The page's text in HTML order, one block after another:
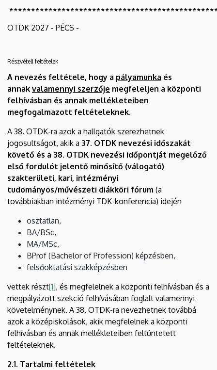
OTDK 2027 - PÉCS -
Részvételi feltételek
A nevezés feltétele, hogy a pályamunka és
annak valamennyi szerzője megfeleljen a központi
felhívásban és annak mellékleteiben
megfogalmazott feltételeknek.
A 38. OTDK-ra azok a hallgatók szerezhetnek
jogosultságot, akik a 37. OTDK nevezési időszakát
követő és a 38. OTDK nevezési időpontját megelőző
első fordulót jelentő minősítő (válogató)
szakterületi, kari, intézményi
tudományos/művészeti diákköri fórum (a
továbbiakban intézményi TDK-konferencia) idején
osztatlan,
BA/BSc,
MA/MSc,
BProf (Bachelor of Profession) képzésben,
felsőoktatási szakképzésben
vettek részt[1], és megfelelnek a központi felhívásban és a
megpályázott szekció felhívásában foglalt valamennyi
követelménynek. A 38. OTDK-ra nevezhetnek továbbá
azok a középiskolások, akik megfelelnek a központi
felhívásban és annak mellékleteiben feltüntetett
feltételeknek.
2.1. Tartalmi feltételek